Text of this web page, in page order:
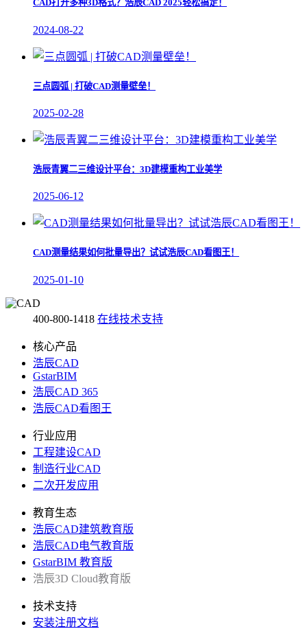
CAD打开多种3D格式？浩辰CAD 2025轻松搞定！
2024-08-22
三点圆弧 | 打破CAD测量壁垒！
2025-02-28
浩辰青翼二三维设计平台：3D建模重构工业美学
2025-06-12
CAD测量结果如何批量导出？试试浩辰CAD看图王！
2025-01-10
400-800-1418 在线技术支持
核心产品
浩辰CAD
GstarBIM
浩辰CAD 365
浩辰CAD看图王
行业应用
工程建设CAD
制造行业CAD
二次开发应用
教育生态
浩辰CAD建筑教育版
浩辰CAD电气教育版
GstarBIM 教育版
浩辰3D Cloud教育版
技术支持
安装注册文档